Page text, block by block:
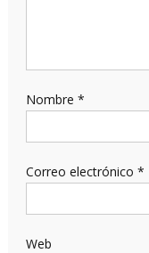
Nombre *
Correo electrónico *
Web